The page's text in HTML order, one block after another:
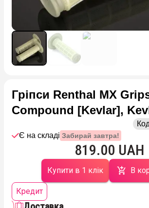
Гріпси Renthal MX
Compound [Kevlar],
Є на складі Забирай завтра!
819.00 UAH
Купити в 1 клік В
Кредит